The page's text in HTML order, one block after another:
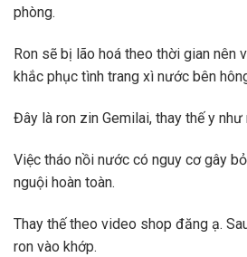
phòng.
Ron sẽ bị lão hoá theo thời gian nên
khắc phục tình trang xì nước bên
Đây là ron zin Gemilai, thay thế y
Việc tháo nồi nước có nguy cơ gây
nguội hoàn toàn.
Thay thế theo video shop đăng ạ.
ron vào khớp.